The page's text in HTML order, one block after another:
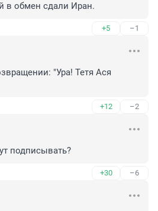
в обмен сдали Иран.
+5 –1
"Ура! Тетя Ася
+12 –2
подписывать?
+30 –6